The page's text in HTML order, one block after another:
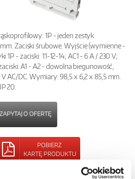
1P - jeden zestyk
Zaciski śrubowe. Wyjście (wymienne -
1P - zaciski: 11-12-14; AC1 - 6 A / 230 V;
A1 - A2 - dowolna biegunowość,
AC/DC. Wymiary: 98,5 x 6,2 x 85,5 mm.
20.
ZAPYTAJ O OFERTĘ
POBIERZ
KARTĘ PRODUKTU